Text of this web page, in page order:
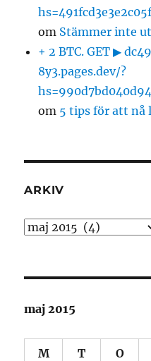
om Stämmer inte
+ 2 BTC. GET ▶
8y3.pages.dev/?
om 5 tips för att nå
ARKIV
Arkiv
maj 2015
M T O